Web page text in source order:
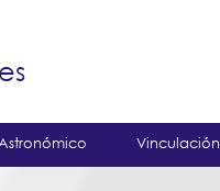
Vinculación